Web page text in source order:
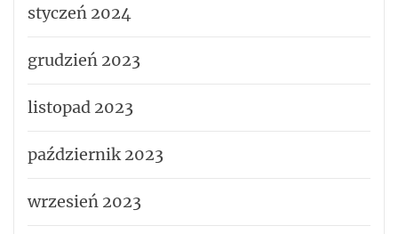
styczeń 2024
grudzień 2023
listopad 2023
październik 2023
wrzesień 2023